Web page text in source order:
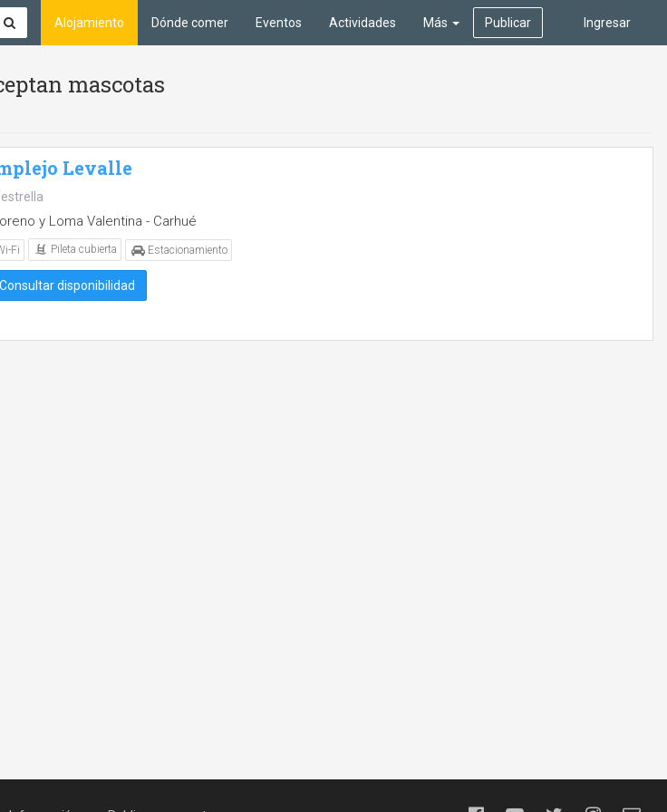
Ingresar
Alojamiento Dónde comer Eventos Actividades Más Publicar
mascotas
Levalle
estrella
y Loma Valentina - Carhué
Fi Pileta cubierta Estacionamiento
Consultar disponibilidad